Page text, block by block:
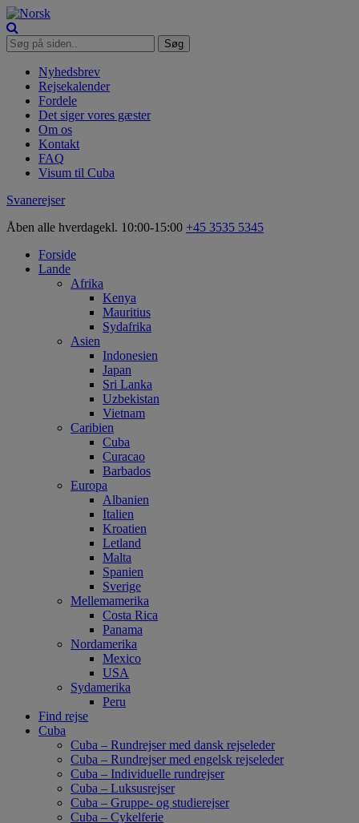
Nyhedsbrev
Rejsekalender
Fordele
Det siger vores gæster
Om os
Kontakt
FAQ
Visum til Cuba
Svanerejser
Åben alle hverdagekl. 10:00-15:00 +45 3535 5345
Forside
Lande
Afrika
Kenya
Mauritius
Sydafrika
Asien
Indonesien
Japan
Sri Lanka
Uzbekistan
Vietnam
Caribien
Cuba
Curacao
Barbados
Europa
Albanien
Italien
Kroatien
Letland
Malta
Spanien
Sverige
Mellemamerika
Costa Rica
Panama
Nordamerika
Mexico
USA
Sydamerika
Peru
Find rejse
Cuba
Cuba – Rundrejser med dansk rejseleder
Cuba – Rundrejser med engelsk rejseleder
Cuba – Individuelle rundrejser
Cuba – Luksusrejser
Cuba – Gruppe- og studierejser
Cuba – Cykelferie